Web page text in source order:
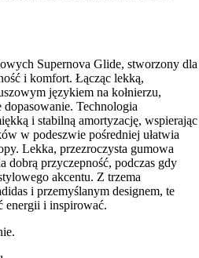
Supernova Glide, stworzony dla
i komfort. Łącząc lekką,
językiem na kołnierzu,
Technologia
i stabilną amortyzację, wspierając
w podeszwie pośredniej ułatwia
Lekka, przezroczysta gumowa
dobrą przyczepność, podczas gdy
akcentu. Z trzema
i przemyślanym designem, te
energii i inspirować.